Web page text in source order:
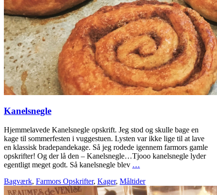
Kanelsnegle
Hjemmelavede Kanelsnegle opskrift. Jeg stod og skulle bage en
kage til sommerfesten i vuggestuen. Lysten var ikke lige til at lave
en klassisk bradepandekage. Så jeg rodede igennem farmors gamle
opskrifter! Og der lå den – Kanelsnegle…Tjooo kanelsnegle lyder
egentligt meget godt. Så kanelsnegle blev …
Bagværk, Farmors Opskrifter, Kager, Måltider